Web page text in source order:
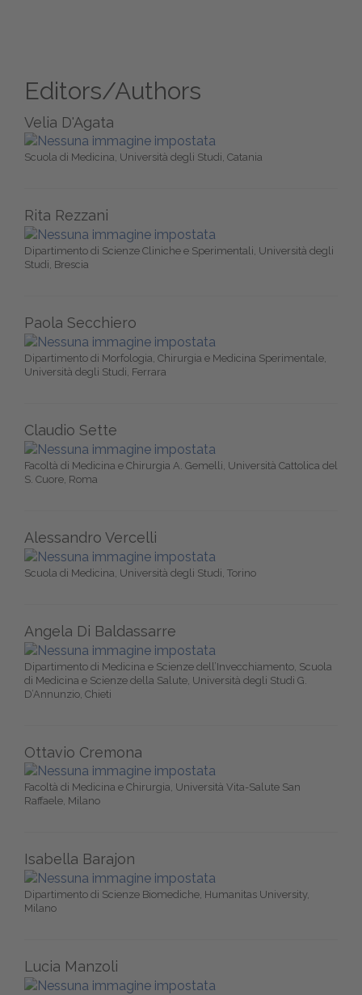
Editors/Authors
Velia D'Agata
Scuola di Medicina, Università degli Studi, Catania
Rita Rezzani
Dipartimento di Scienze Cliniche e Sperimentali, Università degli
Studi, Brescia
Paola Secchiero
Dipartimento di Morfologia, Chirurgia e Medicina Sperimentale,
Università degli Studi, Ferrara
Claudio Sette
Facoltà di Medicina e Chirurgia A. Gemelli, Università Cattolica del
S. Cuore, Roma
Alessandro Vercelli
Scuola di Medicina, Università degli Studi, Torino
Angela Di Baldassarre
Dipartimento di Medicina e Scienze dell’Invecchiamento, Scuola
di Medicina e Scienze della Salute, Università degli Studi G.
D’Annunzio, Chieti
Ottavio Cremona
Facoltà di Medicina e Chirurgia, Università Vita-Salute San
Raffaele, Milano
Isabella Barajon
Dipartimento di Scienze Biomediche, Humanitas University,
Milano
Lucia Manzoli